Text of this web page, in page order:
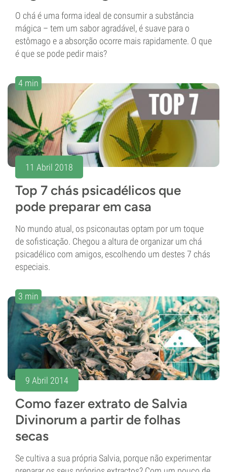
O chá é uma forma ideal de consumir a substância
mágica – tem um sabor agradável, é suave para o
estômago e a absorção ocorre mais rapidamente. O que
é que se pode pedir mais?
4 min
11 Abril 2018
Top 7 chás psicadélicos que
pode preparar em casa
No mundo atual, os psiconautas optam por um toque
de sofisticação. Chegou a altura de organizar um chá
psicadélico com amigos, escolhendo um destes 7 chás
especiais.
3 min
9 Abril 2014
Como fazer extrato de Salvia
Divinorum a partir de folhas
secas
Se cultiva a sua própria Salvia, porque não experimentar